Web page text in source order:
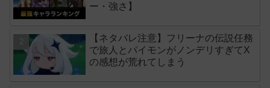
ー・強さ】
【ネタバレ注意】フリーナの伝説任務
で旅人とパイモンがノンデリすぎてX
の感想が荒れてしまう